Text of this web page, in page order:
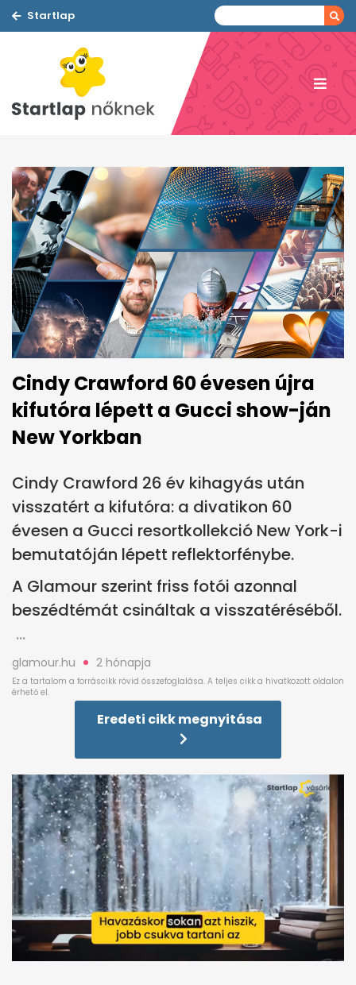
Startlap
Cindy Crawford 60 évesen újra
kifutóra lépett a Gucci show-ján
New Yorkban
Cindy Crawford 26 év kihagyás után
visszatért a kifutóra: a divatikon 60
évesen a Gucci resortkollekció New York-i
bemutatóján lépett reflektorfénybe.
A Glamour szerint friss fotói azonnal
beszédtémát csináltak a visszatéréséből.
glamour.hu 2 hónapja
Eredeti cikk megnyitása